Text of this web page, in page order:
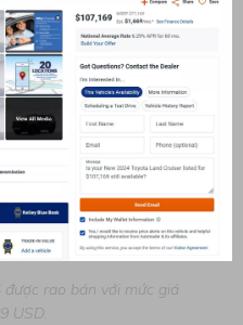
rao bán với mức giá
USD.